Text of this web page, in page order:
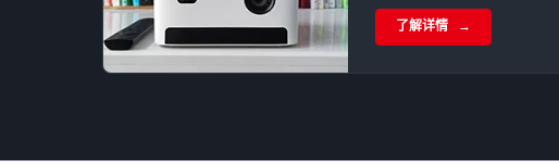
导热界面材料方案。通过在
源及DMD芯片处应用高导
了解详情